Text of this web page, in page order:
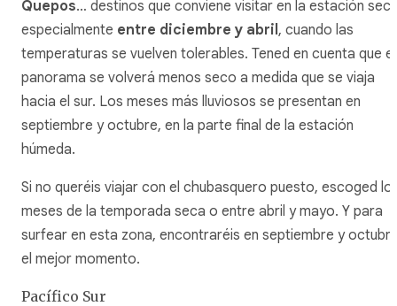
Quepos… destinos que conviene visitar en la estación
especialmente entre diciembre y abril , cuando las
temperaturas se vuelven tolerables. Tened en cuenta que el
panorama se volverá menos seco a medida que se viaja
hacia el sur. Los meses más lluviosos se presentan en
septiembre y octubre, en la parte final de la estación
húmeda.
Si no queréis viajar con el chubasquero puesto, escoged
meses de la temporada seca o entre abril y mayo. Y para
surfear en esta zona, encontraréis en septiembre y
el mejor momento.
Pacífico Sur